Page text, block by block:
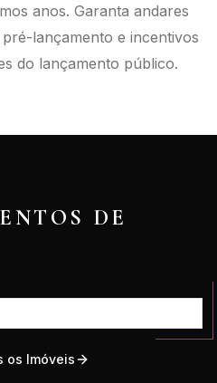
anos. Garanta andares
lançamento e incentivos
do lançamento público.
DE
os Imóveis